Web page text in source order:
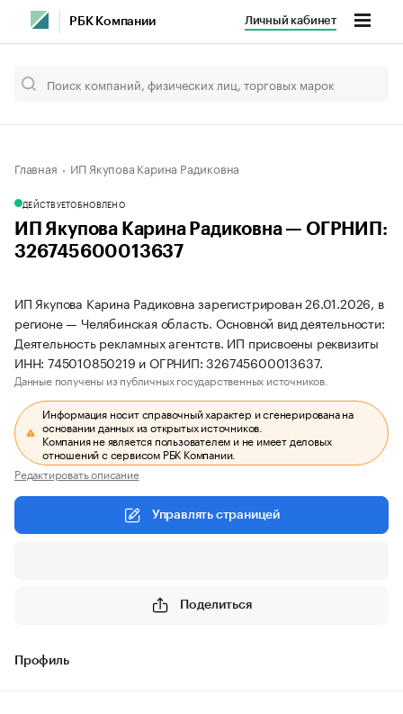
РБК Компании Личный кабинет
Главная ИП Якупова Карина Радиковна
ДЕЙСТВУЕТОБНОВЛЕНО
ИП Якупова Карина Радиковна — ОГРНИП:
326745600013637
ИП Якупова Карина Радиковна зарегистрирован 26.01.2026, в
регионе — Челябинская область. Основной вид деятельности:
Деятельность рекламных агентств. ИП присвоены реквизиты
ИНН: 745010850219 и ОГРНИП: 326745600013637.
Данные получены из публичных государственных источников.
Информация носит справочный характер и сгенерирована на
основании данных из открытых источников.
Компания не является пользователем и не имеет деловых
отношений с сервисом РБК Компании.
Редактировать описание
Управлять страницей
Поделиться
Профиль